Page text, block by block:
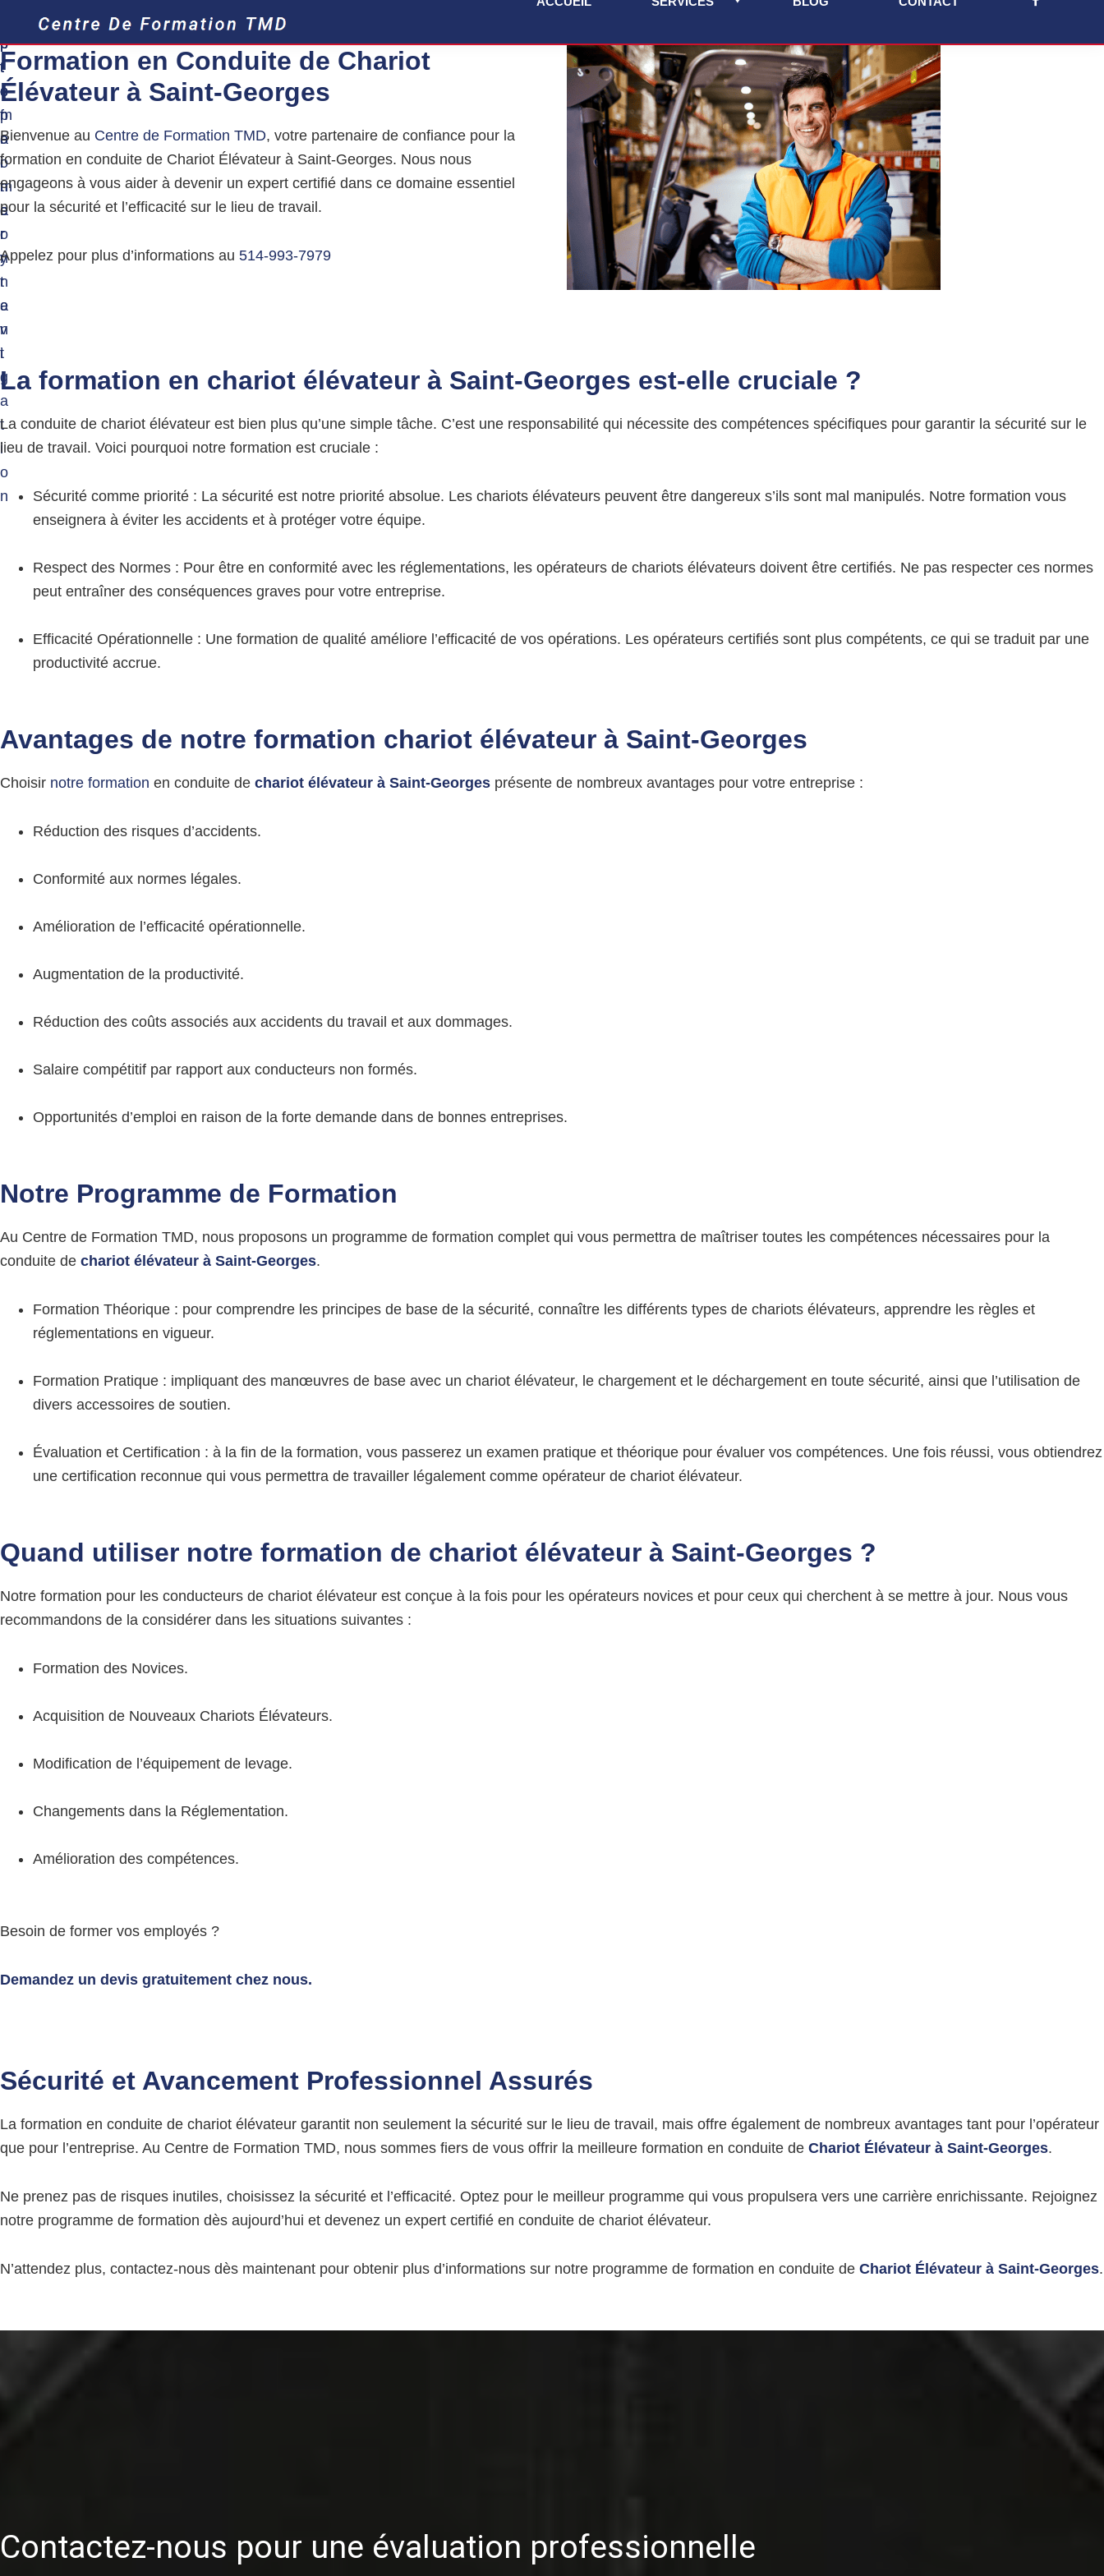
p
t
o
p
r
i
m
a
r
y
n
a
v
i
g
a
t
i
o
n
p
t
o
m
a
i
n
c
o
n
t
e
n
t
p
t
o
f
o
o
t
e
r
F
o
r
m
t
o
n
M
a
i
è
g
e
e
u
Formation en Conduite de Chariot
Élévateur à Saint-Georges
Bienvenue au Centre de Formation TMD, votre partenaire de confiance pour la
formation en conduite de Chariot Élévateur à Saint-Georges. Nous nous
engageons à vous aider à devenir un expert certifié dans ce domaine essentiel
pour la sécurité et l’efficacité sur le lieu de travail.
Appelez pour plus d’informations au 514-993-7979
La formation en chariot élévateur à Saint-Georges est-elle cruciale ?
La conduite de chariot élévateur est bien plus qu’une simple tâche. C’est une responsabilité qui nécessite des compétences spécifiques pour garantir la sécurité sur le
lieu de travail. Voici pourquoi notre formation est cruciale :
Sécurité comme priorité : La sécurité est notre priorité absolue. Les chariots élévateurs peuvent être dangereux s’ils sont mal manipulés. Notre formation vous
enseignera à éviter les accidents et à protéger votre équipe.
Respect des Normes : Pour être en conformité avec les réglementations, les opérateurs de chariots élévateurs doivent être certifiés. Ne pas respecter ces normes
peut entraîner des conséquences graves pour votre entreprise.
Efficacité Opérationnelle : Une formation de qualité améliore l’efficacité de vos opérations. Les opérateurs certifiés sont plus compétents, ce qui se traduit par une
productivité accrue.
Avantages de notre formation chariot élévateur à Saint-Georges
Choisir notre formation en conduite de chariot élévateur à Saint-Georges présente de nombreux avantages pour votre entreprise :
Réduction des risques d’accidents.
Conformité aux normes légales.
Amélioration de l’efficacité opérationnelle.
Augmentation de la productivité.
Réduction des coûts associés aux accidents du travail et aux dommages.
Salaire compétitif par rapport aux conducteurs non formés.
Opportunités d’emploi en raison de la forte demande dans de bonnes entreprises.
Notre Programme de Formation
Au Centre de Formation TMD, nous proposons un programme de formation complet qui vous permettra de maîtriser toutes les compétences nécessaires pour la
conduite de chariot élévateur à Saint-Georges.
Formation Théorique : pour comprendre les principes de base de la sécurité, connaître les différents types de chariots élévateurs, apprendre les règles et
réglementations en vigueur.
Formation Pratique : impliquant des manœuvres de base avec un chariot élévateur, le chargement et le déchargement en toute sécurité, ainsi que l’utilisation de
divers accessoires de soutien.
Évaluation et Certification : à la fin de la formation, vous passerez un examen pratique et théorique pour évaluer vos compétences. Une fois réussi, vous obtiendrez
une certification reconnue qui vous permettra de travailler légalement comme opérateur de chariot élévateur.
Quand utiliser notre formation de chariot élévateur à Saint-Georges ?
Notre formation pour les conducteurs de chariot élévateur est conçue à la fois pour les opérateurs novices et pour ceux qui cherchent à se mettre à jour. Nous vous
recommandons de la considérer dans les situations suivantes :
Formation des Novices.
Acquisition de Nouveaux Chariots Élévateurs.
Modification de l’équipement de levage.
Changements dans la Réglementation.
Amélioration des compétences.
Besoin de former vos employés ?
Demandez un devis gratuitement chez nous.
Sécurité et Avancement Professionnel Assurés
La formation en conduite de chariot élévateur garantit non seulement la sécurité sur le lieu de travail, mais offre également de nombreux avantages tant pour l’opérateur
que pour l’entreprise. Au Centre de Formation TMD, nous sommes fiers de vous offrir la meilleure formation en conduite de Chariot Élévateur à Saint-Georges.
Ne prenez pas de risques inutiles, choisissez la sécurité et l’efficacité. Optez pour le meilleur programme qui vous propulsera vers une carrière enrichissante. Rejoignez
notre programme de formation dès aujourd’hui et devenez un expert certifié en conduite de chariot élévateur.
N’attendez plus, contactez-nous dès maintenant pour obtenir plus d’informations sur notre programme de formation en conduite de Chariot Élévateur à Saint-Georges.
Contactez-nous pour une évaluation professionnelle